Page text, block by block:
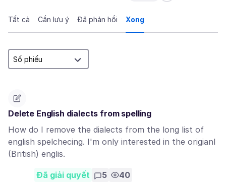
Tất cả Cần lưu ý Đã phản hồi Xong
Delete English dialects from spelling
How do I remove the dialects from the long list of
english spelchecing. I'm only interested in the origianl
(British) englis.
Đã giải quyết 5 40